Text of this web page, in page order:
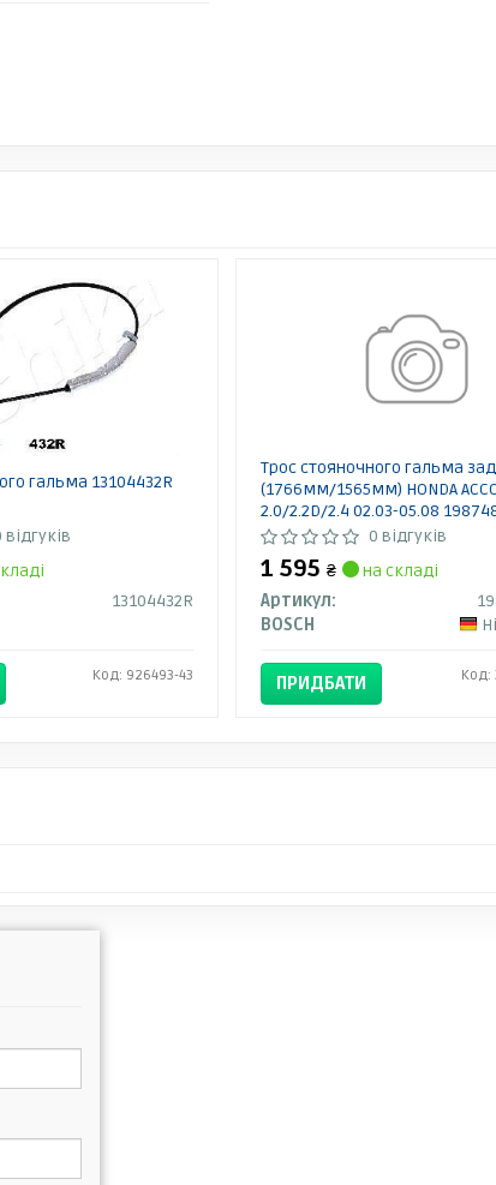
гальма 13104432R
відгуків
13104432R
Код: 926493-43
Трос стояночного гальма
(1766мм/1565мм) HONDA
2.0/2.2D/2.4 02.03-05.08
BOSCH
0 відгуків
1 595 ₴
на складі
Артикул:
BOSCH
ПРИДБАТИ Код: